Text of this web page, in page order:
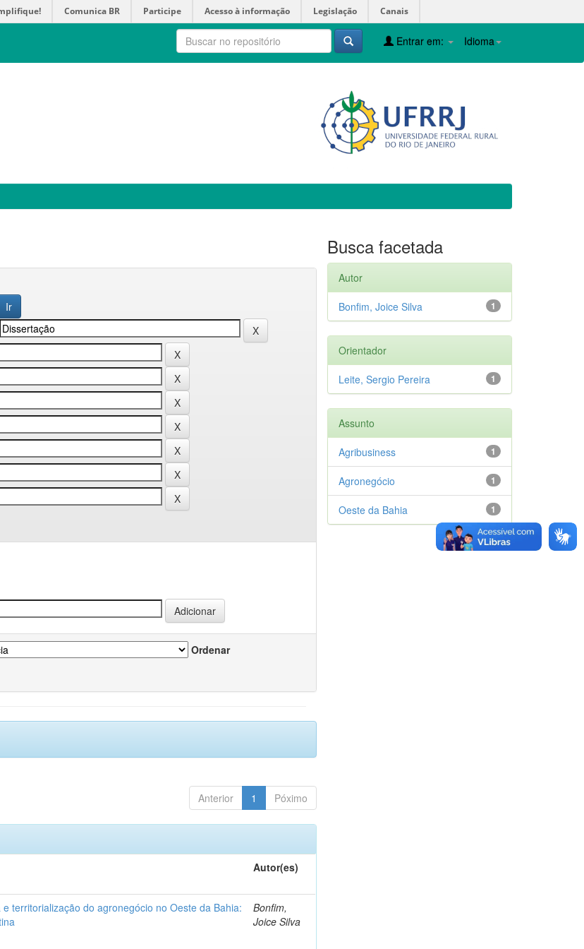
Comunica BR Participe Acesso à informação Legislação Canais
Idioma
Entrar em:
Ordenar
Anterior 1 Póximo
Autor(es)
territorialização do agronegócio no Oeste da Bahia:
Bonfim,
Joice Silva
Busca facetada
Autor
1
Bonfim, Joice Silva
Orientador
1
Leite, Sergio Pereira
Assunto
1
Agribusiness
1
Agronegócio
1
Oeste da Bahia